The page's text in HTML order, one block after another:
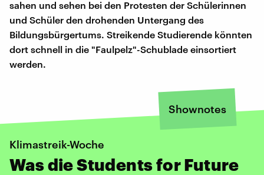
sahen und sehen bei den Protesten der Schülerinnen
und Schüler den drohenden Untergang des
Bildungsbürgertums. Streikende Studierende könnten
dort schnell in die "Faulpelz"-Schublade einsortiert
werden.
Shownotes
Klimastreik-Woche
Was die Students for Future